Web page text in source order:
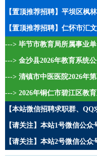
【置顶推荐招聘】平坝区枫
【置顶推荐招聘】仁怀市汇
---> 毕节市教育局所属事业
---> 金沙县2026年教育系统
---> 清镇市中医医院2026年
---> 2026年铜仁市碧江区教
【本站微信招聘求职群、
【请关注】本站1号微信公
【请关注】本站2号微信公